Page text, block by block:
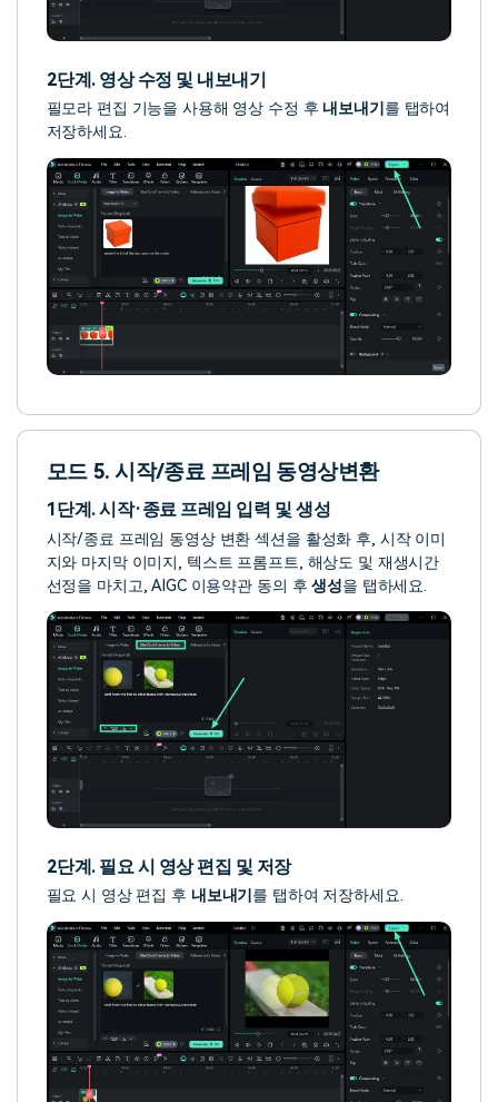
2단계. 영상 수정 및 내보내기
필모라 편집 기능을 사용해 영상 수정 후 내보내기 를 탭하여
저장하세요.
모드 5. 시작/종료 프레임 동영상변환
1단계. 시작·종료 프레임 입력 및 생성
시작/종료 프레임 동영상 변환 섹션을 활성화 후, 시작 이미
지와 마지막 이미지, 텍스트 프롬프트, 해상도 및 재생시간
선정을 마치고, AIGC 이용약관 동의 후생성을 탭하세요.
2단계. 필요 시 영상 편집 및 저장
필요 시 영상 편집 후 내보내기 를 탭하여 저장하세요.